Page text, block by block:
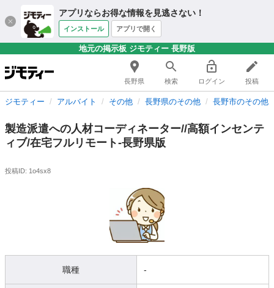
アプリならお得な情報を見逃さない！
インストール アプリで開く
地元の掲示板 ジモティー 長野版
長野県 検索 ログイン 投稿
ジモティー アルバイト その他 長野県のその他 長野市のその他
製造派遣への人材コーディネーター//高額インセンテ
ィブ/在宅フルリモート-長野県版
投稿ID: 1o4sx8
職種 -